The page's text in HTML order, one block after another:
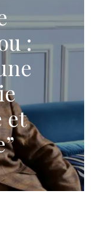
:
et